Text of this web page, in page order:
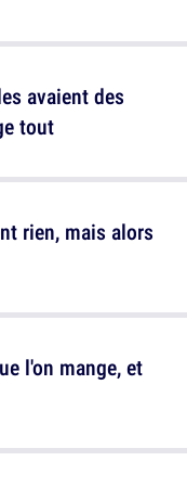
rien, mais alors
avaient des
tout
l'on mange, et